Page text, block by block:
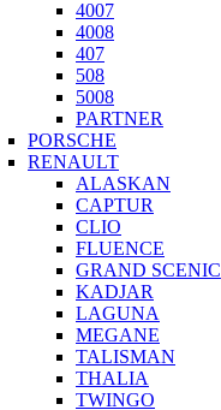
4007
4008
407
508
5008
PARTNER
PORSCHE
RENAULT
ALASKAN
CAPTUR
CLIO
FLUENCE
GRAND SCENIC
KADJAR
LAGUNA
MEGANE
TALISMAN
THALIA
TWINGO